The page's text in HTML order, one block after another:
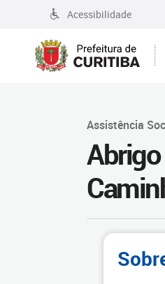
Acessibilidade
Assistência
Abrigo